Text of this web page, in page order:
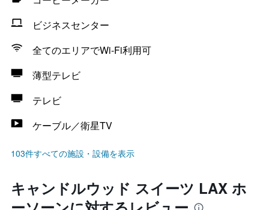
ビジネスセンター
全てのエリアでWi-Fi利用可
薄型テレビ
テレビ
ケーブル／衛星TV
103件すべての施設・設備を表示
キャンドルウッド スイーツ LAX ホ